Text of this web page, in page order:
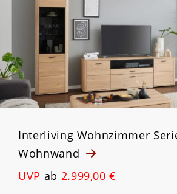
Interliving Wohnzimmer
Wohnwand
UVP ab 2.999,00 €